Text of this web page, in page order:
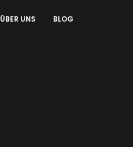
ÜBER UNS BLOG